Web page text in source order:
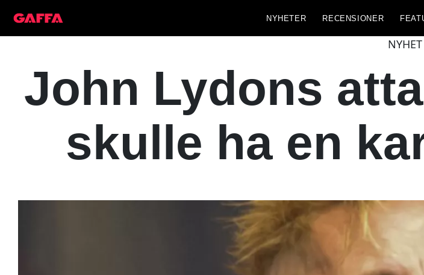
NYHETER RECENSIONER
NYHET
John Lydons
skulle ha en